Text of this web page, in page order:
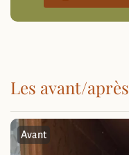
Les avant/après
Avant